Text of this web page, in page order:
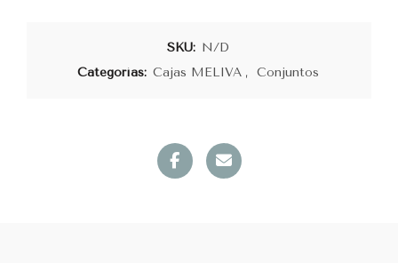
SKU: N/D
Categorías: Cajas MELIVA , Conjuntos